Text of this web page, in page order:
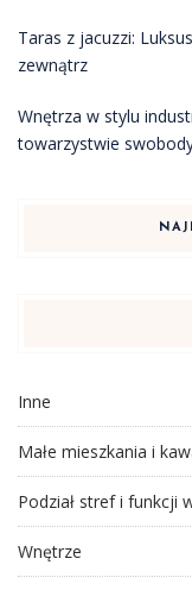
Taras z jacuzzi:
zewnątrz
Wnętrza w stylu
towarzystwie
Inne
Małe mieszkania i
Podział stref i funkcji
Wnętrze